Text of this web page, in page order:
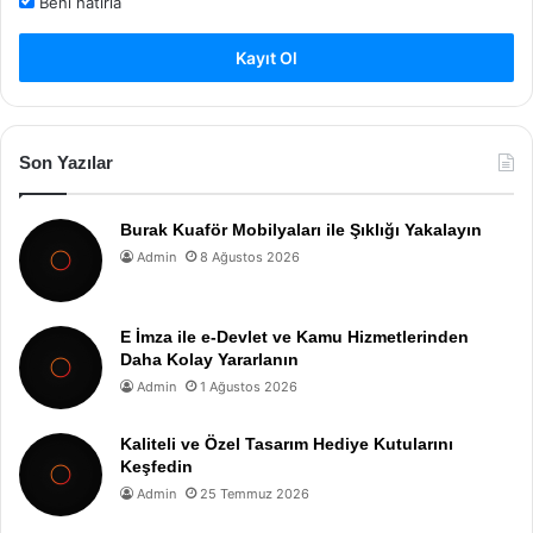
Kayıt Ol
Son Yazılar
Burak Kuaför Mobilyaları ile Şıklığı Yakalayın
Admin 8 Ağustos 2026
E İmza ile e-Devlet ve Kamu Hizmetlerinden
Daha Kolay Yararlanın
Admin 1 Ağustos 2026
Kaliteli ve Özel Tasarım Hediye Kutularını
Keşfedin
Admin 25 Temmuz 2026